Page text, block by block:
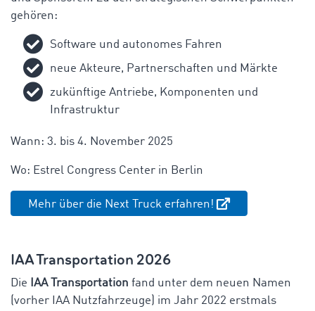
gehören:
Software und autonomes Fahren
neue Akteure, Partnerschaften und Märkte
zukünftige Antriebe, Komponenten und
Infrastruktur
Wann: 3. bis 4. November 2025
Wo: Estrel Congress Center in Berlin
Mehr über die Next Truck erfahren!
IAA Transportation 2026
Die IAA Transportation fand unter dem neuen Namen
(vorher IAA Nutzfahrzeuge) im Jahr 2022 erstmals